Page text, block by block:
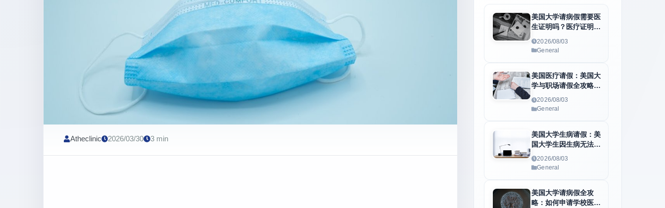
Atheclinic 2026/03/30 3 min
美国大学请病假需要医
生证明吗？医疗证明、
全解析
2026/08/03
General
美国医疗请假：美国大
学与职场请假全攻略：
生证明及F1身份维护
2026/08/03
General
美国大学生病请假：美
国大学生因生病无法上
课怎么办？学校请假、
医疗证明与病假条申请
2026/08/03
General
美国大学请病假全攻
略：如何申请学校医疗